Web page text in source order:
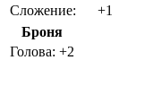
Сложение:
+1
Броня
Голова: +2